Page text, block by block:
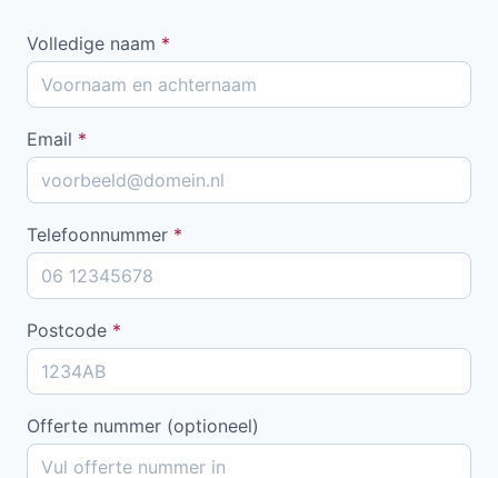
Volledige naam *
Email *
Telefoonnummer *
Postcode *
Offerte nummer (optioneel)